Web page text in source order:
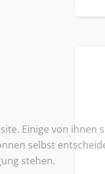
Einige von
selbst
stehen.